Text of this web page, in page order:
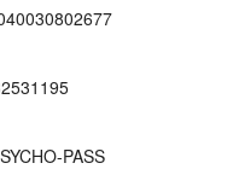
PASS